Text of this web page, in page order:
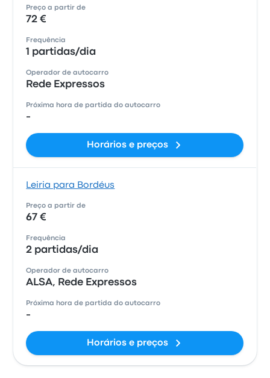
Preço a partir de
72 €
Frequência
1 partidas/dia
Operador de autocarro
Rede Expressos
Próxima hora de partida do autocarro
-
Horários e preços
Leiria para Bordéus
Preço a partir de
67 €
Frequência
2 partidas/dia
Operador de autocarro
ALSA, Rede Expressos
Próxima hora de partida do autocarro
-
Horários e preços